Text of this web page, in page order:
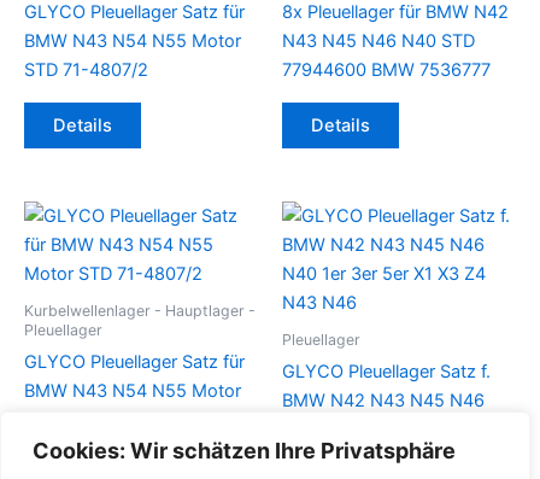
Cookies: Wir schätzen Ihre Privatsphäre
GLYCO Pleuellager Satz für
BMW N43 N54 N55 Motor
STD 71-4807/2
Details
8x Pleuellager für BMW N42
N43 N45 N46 N40 STD
77944600 BMW 7536777
Details
Kurbelwellenlager - Hauptlager -
Pleuellager
GLYCO Pleuellager Satz für
BMW N43 N54 N55 Motor
Pleuellager
GLYCO Pleuellager Satz f.
BMW N42 N43 N45 N46
N43 N46